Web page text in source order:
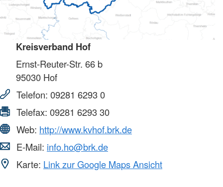
Kreisverband Hof
Ernst-Reuter-Str. 66 b
95030 Hof
Telefon: 09281 6293 0
Telefax: 09281 6293 30
Web: http://www.kvhof.brk.de
E-Mail: info.ho@brk.de
Karte: Link zur Google Maps Ansicht